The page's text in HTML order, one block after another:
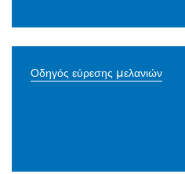
Οδηγός εύρεσης μελανιών